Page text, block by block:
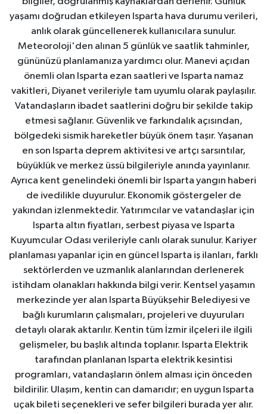
yaşamı doğrudan etkileyen Isparta hava durumu verileri,
anlık olarak güncellenerek kullanıcılara sunulur.
Meteoroloji'den alınan 5 günlük ve saatlik tahminler,
gününüzü planlamanıza yardımcı olur. Manevi açıdan
önemli olan Isparta ezan saatleri ve Isparta namaz
vakitleri, Diyanet verileriyle tam uyumlu olarak paylaşılır.
Vatandaşların ibadet saatlerini doğru bir şekilde takip
etmesi sağlanır. Güvenlik ve farkındalık açısından,
bölgedeki sismik hareketler büyük önem taşır. Yaşanan
en son Isparta deprem aktivitesi ve artçı sarsıntılar,
büyüklük ve merkez üssü bilgileriyle anında yayınlanır.
Ayrıca kent genelindeki önemli bir Isparta yangın haberi
de ivedilikle duyurulur. Ekonomik göstergeler de
yakından izlenmektedir. Yatırımcılar ve vatandaşlar için
Isparta altın fiyatları, serbest piyasa ve Isparta
Kuyumcular Odası verileriyle canlı olarak sunulur. Kariyer
planlaması yapanlar için en güncel Isparta iş ilanları, farklı
sektörlerden ve uzmanlık alanlarından derlenerek
istihdam olanakları hakkında bilgi verir. Kentsel yaşamın
merkezinde yer alan Isparta Büyükşehir Belediyesi ve
bağlı kurumların çalışmaları, projeleri ve duyuruları
detaylı olarak aktarılır. Kentin tüm İzmir ilçeleri ile ilgili
gelişmeler, bu başlık altında toplanır. Isparta Elektrik
tarafından planlanan Isparta elektrik kesintisi
programları, vatandaşların önlem alması için önceden
bildirilir. Ulaşım, kentin can damarıdır; en uygun Isparta
uçak bileti seçenekleri ve sefer bilgileri burada yer alır.